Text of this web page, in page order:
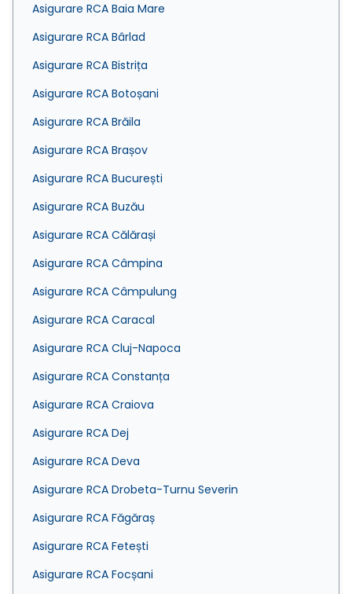
Asigurare RCA Baia Mare
Asigurare RCA Bârlad
Asigurare RCA Bistrița
Asigurare RCA Botoșani
Asigurare RCA Brăila
Asigurare RCA Brașov
Asigurare RCA București
Asigurare RCA Buzău
Asigurare RCA Călărași
Asigurare RCA Câmpina
Asigurare RCA Câmpulung
Asigurare RCA Caracal
Asigurare RCA Cluj-Napoca
Asigurare RCA Constanța
Asigurare RCA Craiova
Asigurare RCA Dej
Asigurare RCA Deva
Asigurare RCA Drobeta-Turnu Severin
Asigurare RCA Făgăraș
Asigurare RCA Fetești
Asigurare RCA Focșani